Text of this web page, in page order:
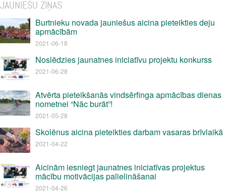
JAUNIEŠU ZIŅAS
Burtnieku novada jauniešus aicina pieteikties deju
apmācībām
2021-06-18
Noslēdzies jaunatnes iniciatīvu projektu konkurss
2021-06-28
Atvērta pieteikšanās vindsērfinga apmācības dienas
nometnei “Nāc burāt”!
2021-05-28
Skolēnus aicina pieteikties darbam vasaras brīvlaikā
2021-04-22
Aicinām iesniegt jaunatnes iniciatīvas projektus
mācību motivācijas palielināšanai
2021-04-26